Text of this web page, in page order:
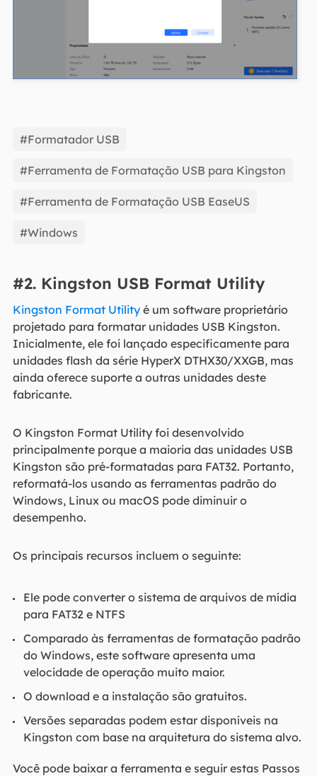
#Formatador USB
#Ferramenta de Formatação USB para Kingston
#Ferramenta de Formatação USB EaseUS
#Windows
#2. Kingston USB Format Utility
Kingston Format Utilityé um software proprietário
projetado para formatar unidades USB Kingston.
Inicialmente, ele foi lançado especificamente para
unidades flash da série HyperX DTHX30/XXGB, mas
ainda oferece suporte a outras unidades deste
fabricante.
O Kingston Format Utility foi desenvolvido
principalmente porque a maioria das unidades USB
Kingston são pré-formatadas para FAT32. Portanto,
reformatá-los usando as ferramentas padrão do
Windows, Linux ou macOS pode diminuir o
desempenho.
Os principais recursos incluem o seguinte:
Ele pode converter o sistema de arquivos de mídia
para FAT32 e NTFS
Comparado às ferramentas de formatação padrão
do Windows, este software apresenta uma
velocidade de operação muito maior.
O download e a instalação são gratuitos.
Versões separadas podem estar disponíveis na
Kingston com base na arquitetura do sistema alvo.
Você pode baixar a ferramenta e seguir estas Passos